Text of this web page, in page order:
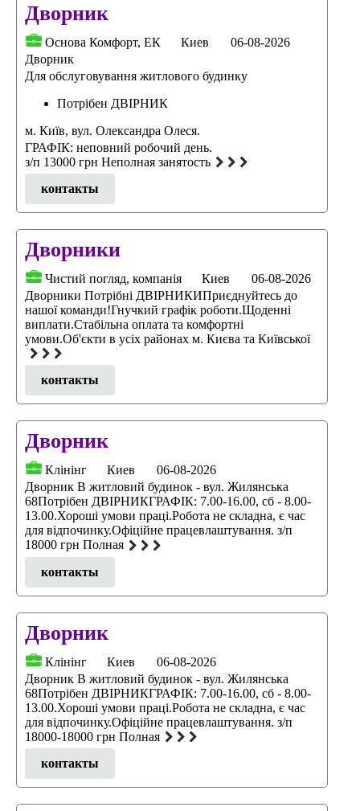
Дворник
Основа Комфорт, ЕК Киев
06-08-2026
Дворник
Для обслуговування житлового будинку
Потрібен ДВІРНИК
м. Київ, вул. Олександра Олеся.
ГРАФІК: неповний робочий день.
з/п 13000 грн Неполная занятость
контакты
Дворники
Чистий погляд, компанія Киев
06-08-2026
Дворники Потрібні ДВІРНИКИПриєднуйтесь до
нашої команди!Гнучкий графік роботи.Щоденні
виплати.Стабільна оплата та комфортні
умови.Об'єкти в усіх районах м. Києва та Київської
контакты
Дворник
Клінінг Киев
06-08-2026
Дворник В житловий будинок - вул. Жилянська
68Потрібен ДВІРНИКГРАФІК: 7.00-16.00, сб - 8.00-
13.00.Хороші умови праці.Робота не складна, є час
для відпочинку.Офіційне працевлаштування. з/п
18000 грн Полная
контакты
Дворник
Клінінг Киев
06-08-2026
Дворник В житловий будинок - вул. Жилянська
68Потрібен ДВІРНИКГРАФІК: 7.00-16.00, сб - 8.00-
13.00.Хороші умови праці.Робота не складна, є час
для відпочинку.Офіційне працевлаштування. з/п
18000-18000 грн Полная
контакты